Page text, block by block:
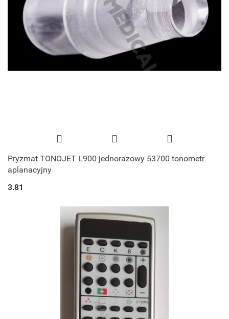
Pryzmat TONOJET L900 jednorazowy 53700 tonometr
aplanacyjny
3.81